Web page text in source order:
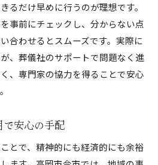
るだけ早めに行うのが理想です。
事前にチェックし、分からない点
合わせるとスムーズです。実際に
、葬儀社のサポートで問題なく進
、専門家の協力を得ることで安心
安心の手配
とで、精神的にも経済的にも余裕